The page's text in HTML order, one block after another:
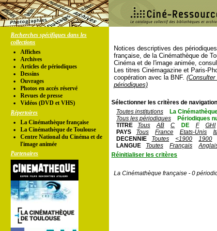
Recherches spécifiques dans les
collections
Affiches
Archives
Articles de périodiques
Dessins
Ouvrages
Photos en accés réservé
Revues de presse
Vidéos (DVD et VHS)
Répertoires
La Cinémathèque française
La Cinémathèque de Toulouse
Centre National du Cinéma et de
l'image animée
Partenaires
Notices descriptives des
française, de la Cinémathèque de
Cinéma et de l'image animée,
Les titres Cinémagazine et Paris-
coopération avec la BNF.
périodiques)
Sélectionner les critères de
Toutes institutions
La
Tous les périodiques
Périodiques
TITRE
Tous AB C DE F
GHI
PAYS
Tous France Etats-Unis
DECENNIE
Toutes <1900
1900
LANGUE
Toutes Français
Réinitialiser les critères
La Cinémathèque française - 0